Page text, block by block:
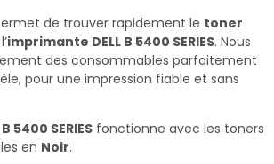
de trouver rapidement le toner
imprimante DELL B 5400 SERIES. Nous
des consommables parfaitement
pour une impression fiable et sans
B 5400 SERIES fonctionne avec les toners
en Noir.